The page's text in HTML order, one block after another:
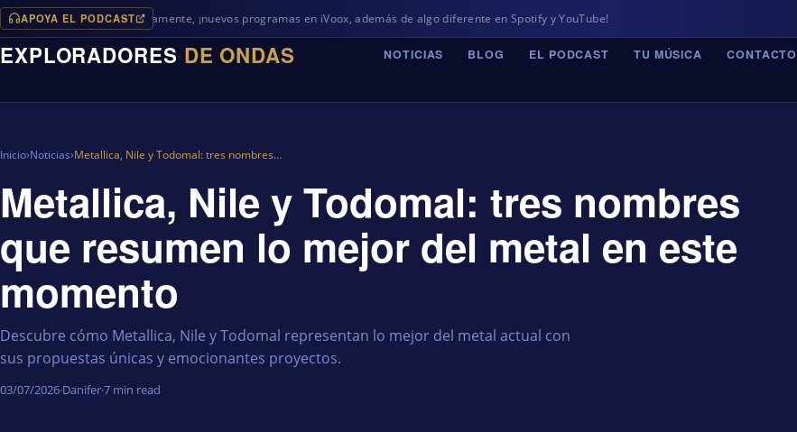
APOYA EL PODCAST
Próximamente, ¡nuevos programas en iVoox, además de algo diferente en Spotify y YouTube!
EXPLORADORES DE ONDAS NOTICIAS BLOG EL PODCAST TU MÚSICA CONTACTO
Inicio›Noticias›Metallica, Nile y Todomal: tres nombres…
Metallica, Nile y Todomal: tres nombres
que resumen lo mejor del metal en este
momento
Descubre cómo Metallica, Nile y Todomal representan lo mejor del metal actual con
sus propuestas únicas y emocionantes proyectos.
03/07/2026·Danifer·7 min read